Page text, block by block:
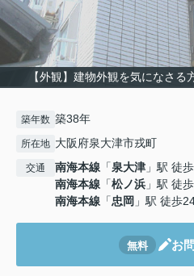
【外観】建物外観を気になさ
築年数 築38年
所在地 大阪府泉大津市戎町
交通 南海本線 「泉大津 」駅 徒
南海本線 「松ノ浜 」駅 徒
南海本線 「忠岡 」駅 徒歩
無料 お